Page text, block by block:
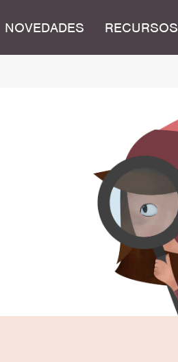
NOVEDADES RECURSOS